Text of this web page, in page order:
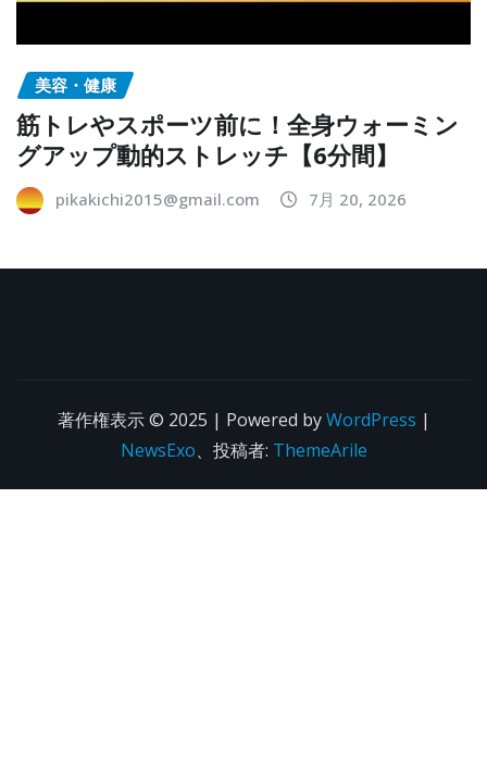
美容・健康
筋トレやスポーツ前に！全身ウォーミン
グアップ動的ストレッチ【6分間】
pikakichi2015@gmail.com 7月 20, 2026
著作権表示 © 2025 | Powered byWordPress |
NewsExo、投稿者: ThemeArile